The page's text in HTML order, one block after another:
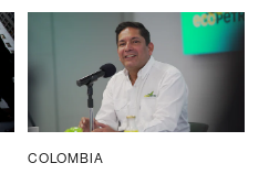
COLOMBIA